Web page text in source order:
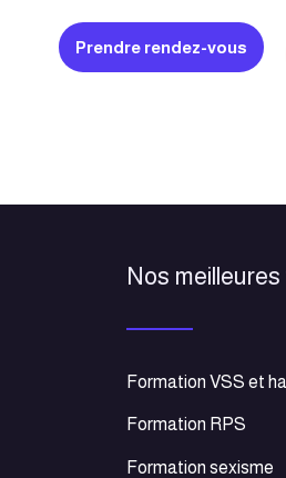
Prendre rendez-vous
Nos
Formation VSS et
Formation RPS
Formation sexisme